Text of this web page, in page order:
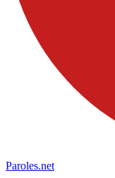
Paroles.net